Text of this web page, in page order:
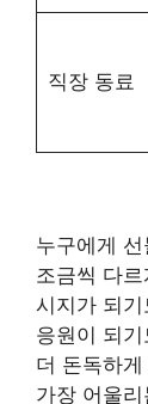
직장 동료
누구에게
조금씩 다
시지가 되
응원이 되
더 돈독하
가장 어울